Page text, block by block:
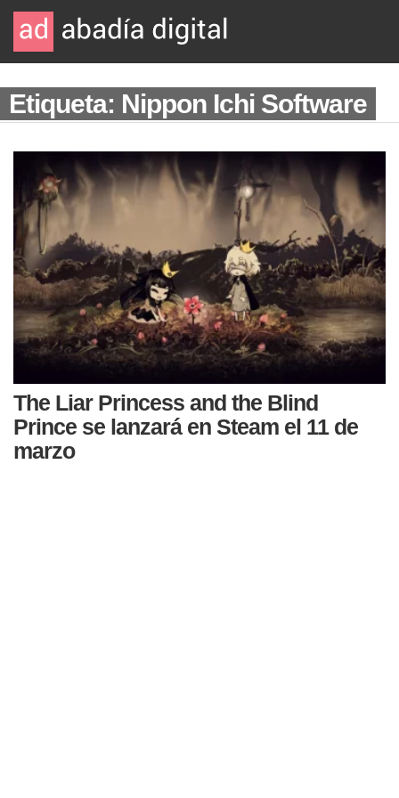
Etiqueta: Nippon Ichi Software
The Liar Princess and the Blind
Prince se lanzará en Steam el 11 de
marzo